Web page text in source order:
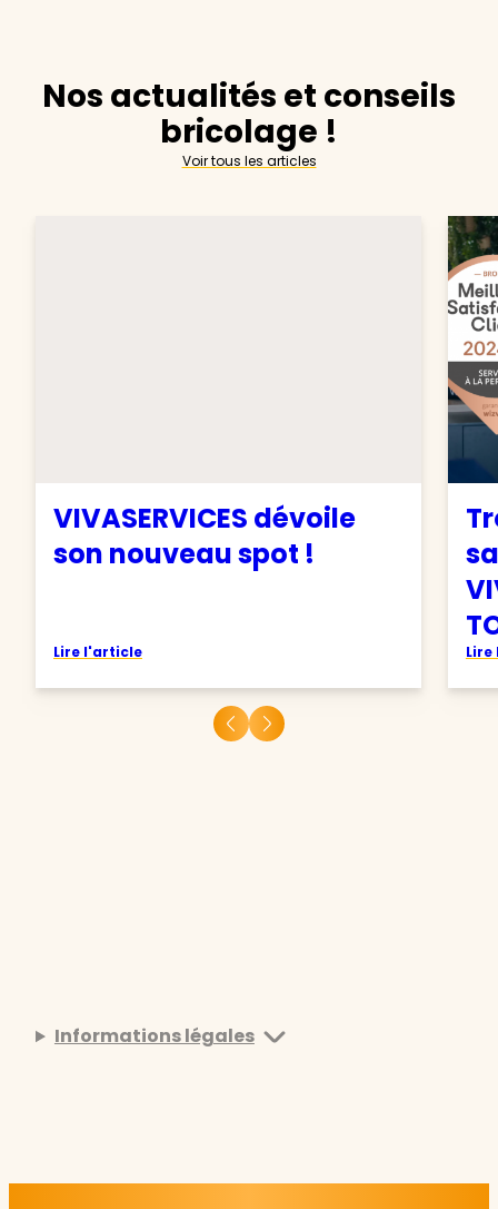
Nos actualités et conseils
bricolage !
Voir tous les articles
VIVASERVICES dévoile
son nouveau spot !
Lire l'article
Informations légales